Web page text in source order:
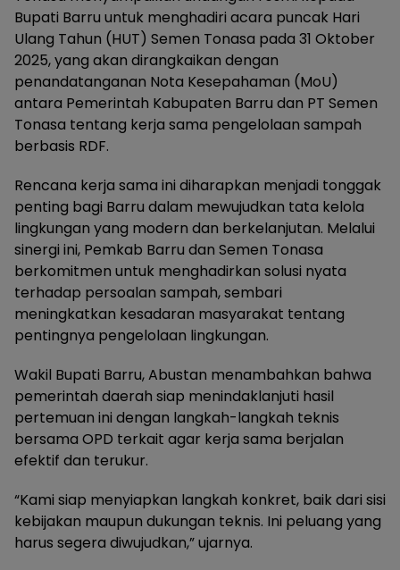
Bupati Barru untuk menghadiri acara puncak Hari
Ulang Tahun (HUT) Semen Tonasa pada 31 Oktober
2025, yang akan dirangkaikan dengan
penandatanganan Nota Kesepahaman (MoU)
antara Pemerintah Kabupaten Barru dan PT Semen
Tonasa tentang kerja sama pengelolaan sampah
berbasis RDF.
Rencana kerja sama ini diharapkan menjadi tonggak
penting bagi Barru dalam mewujudkan tata kelola
lingkungan yang modern dan berkelanjutan. Melalui
sinergi ini, Pemkab Barru dan Semen Tonasa
berkomitmen untuk menghadirkan solusi nyata
terhadap persoalan sampah, sembari
meningkatkan kesadaran masyarakat tentang
pentingnya pengelolaan lingkungan.
Wakil Bupati Barru, Abustan menambahkan bahwa
pemerintah daerah siap menindaklanjuti hasil
pertemuan ini dengan langkah-langkah teknis
bersama OPD terkait agar kerja sama berjalan
efektif dan terukur.
“Kami siap menyiapkan langkah konkret, baik dari sisi
kebijakan maupun dukungan teknis. Ini peluang yang
harus segera diwujudkan,” ujarnya.